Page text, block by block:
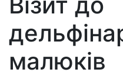
малюків